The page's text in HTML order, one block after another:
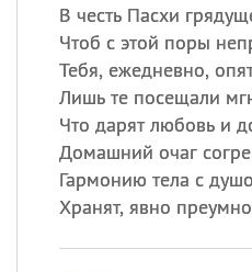
В честь Пасхи
Чтоб с этой поры
Тебя, ежедневно,
Лишь те посещали
Что дарят любовь и
Домашний очаг
Гармонию тела с
Хранят, явно